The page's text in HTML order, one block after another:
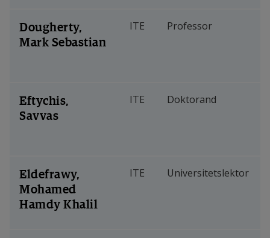
Dougherty,
Mark Sebastian
ITE Professor
Eftychis,
Savvas
ITE Doktorand
Eldefrawy,
Mohamed
Hamdy Khalil
ITE Universitetslektor